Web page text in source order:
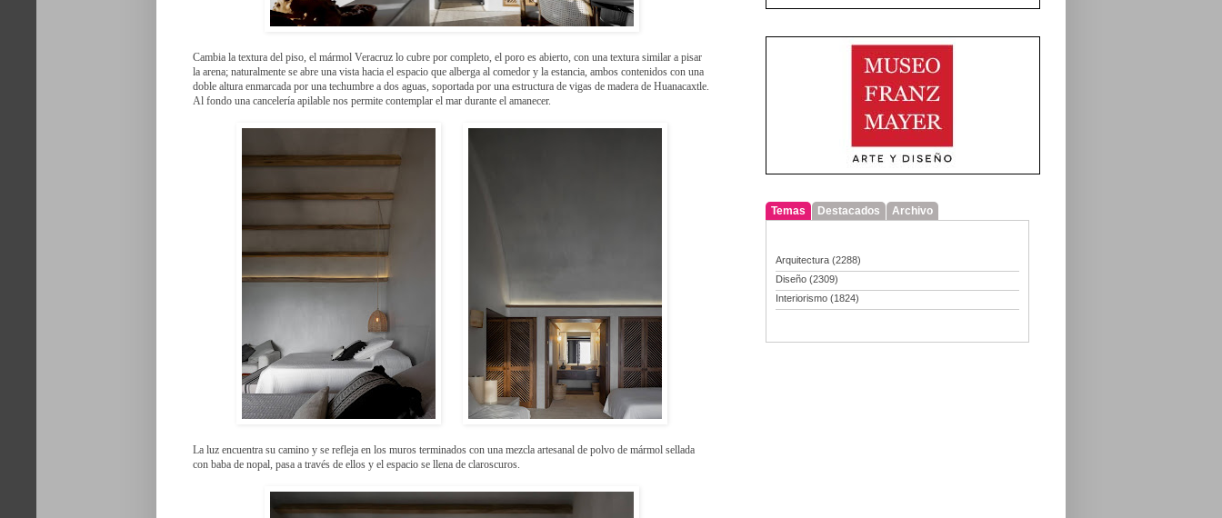
Cambia la textura del piso, el mármol Veracruz lo cubre por completo, el poro es abierto, con una textura similar a pisar
la arena; naturalmente se abre una vista hacia el espacio que alberga al comedor y la estancia, ambos contenidos con una
doble altura enmarcada por una techumbre a dos aguas, soportada por una estructura de vigas de madera de Huanacaxtle.
Al fondo una cancelería apilable nos permite contemplar el mar durante el amanecer.
La luz encuentra su camino y se refleja en los muros terminados con una mezcla artesanal de polvo de mármol sellada
con baba de nopal, pasa a través de ellos y el espacio se llena de claroscuros.
Temas Destacados Archivo
Arquitectura (2288)
Diseño (2309)
Interiorismo (1824)